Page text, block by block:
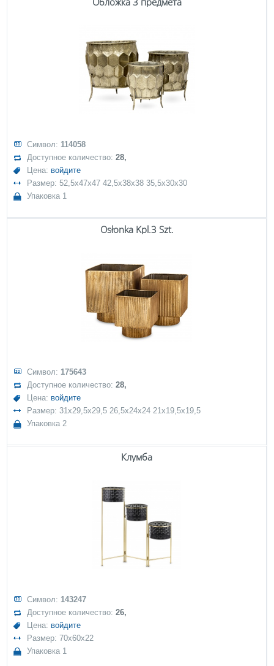
Символ: 114058
Доступное количество:28,
Цена: войдите
Размер: 52,5x47x47 42,5x38x38 35,5x30x30
Упаковка 1
Osłonka Kpl.3 Szt.
Символ: 175643
Доступное количество:28,
Цена: войдите
Размер: 31x29,5x29,5 26,5x24x24 21x19,5x19,5
Упаковка 2
Клумба
Символ: 143247
Доступное количество:26,
Цена: войдите
Размер: 70x60x22
Упаковка 1